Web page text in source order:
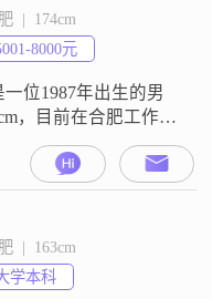
家##3001##懂得换
不喜欢猜忌
有困难愿意一起商
往负债
|  174cm
8000元
位1987年出生的男
，目前在合肥工作，
到8000元之间
学历是中专##3002##
一个稳重可靠的人，
包容，喜欢追求简
我崇尚自
束##3002##平时我
别喜欢植物养护，
|  163cm
学本科